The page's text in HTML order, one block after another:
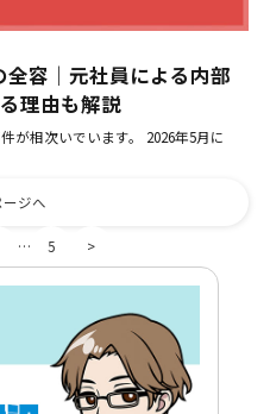
容｜元社員による内部
理由も解説
が相次いでいます。 2026年5月に
ジへ
… 5 >